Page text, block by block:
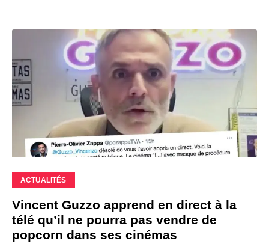
ACTUALITÉS
Vincent Guzzo apprend en direct à la
télé qu’il ne pourra pas vendre de
popcorn dans ses cinémas